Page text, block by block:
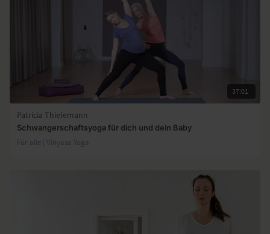
37:01
Patricia Thielemann
Schwangerschaftsyoga für dich und dein Baby
Für alle | Vinyasa Yoga